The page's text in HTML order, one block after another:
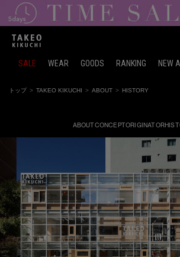
SALE WEAR GOODS RANKING NEW
トップ TAKEO KIKUCHI ABOUT HISTORY
ABOUTCONCEPTORIGINATOR